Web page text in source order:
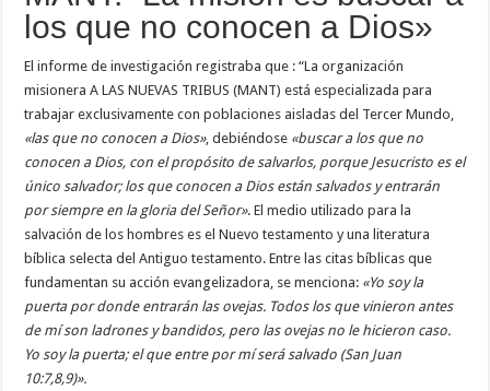
los que no conocen a Dios»
El informe de investigación registraba que : “La organización
misionera A LAS NUEVAS TRIBUS (MANT) está especializada para
trabajar exclusivamente con poblaciones aisladas del Tercer Mundo,
«las que no conocen a Dios», debiéndose «buscar a los que no
conocen a Dios, con el propósito de salvarlos, porque Jesucristo es el
único salvador; los que conocen a Dios están salvados y entrarán
por siempre en la gloria del Señor». El medio utilizado para la
salvación de los hombres es el Nuevo testamento y una literatura
bíblica selecta del Antiguo testamento. Entre las citas bíblicas que
fundamentan su acción evangelizadora, se menciona: «Yo soy la
puerta por donde entrarán las ovejas. Todos los que vinieron antes
de mí son ladrones y bandidos, pero las ovejas no le hicieron caso.
Yo soy la puerta; el que entre por mí será salvado (San Juan
10:7,8,9)».